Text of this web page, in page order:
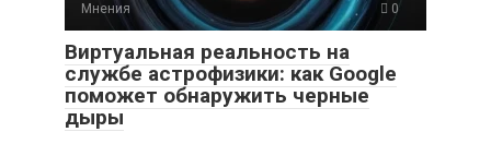
Мнения 0
Виртуальная реальность на
службе астрофизики: как Google
поможет обнаружить черные
дыры